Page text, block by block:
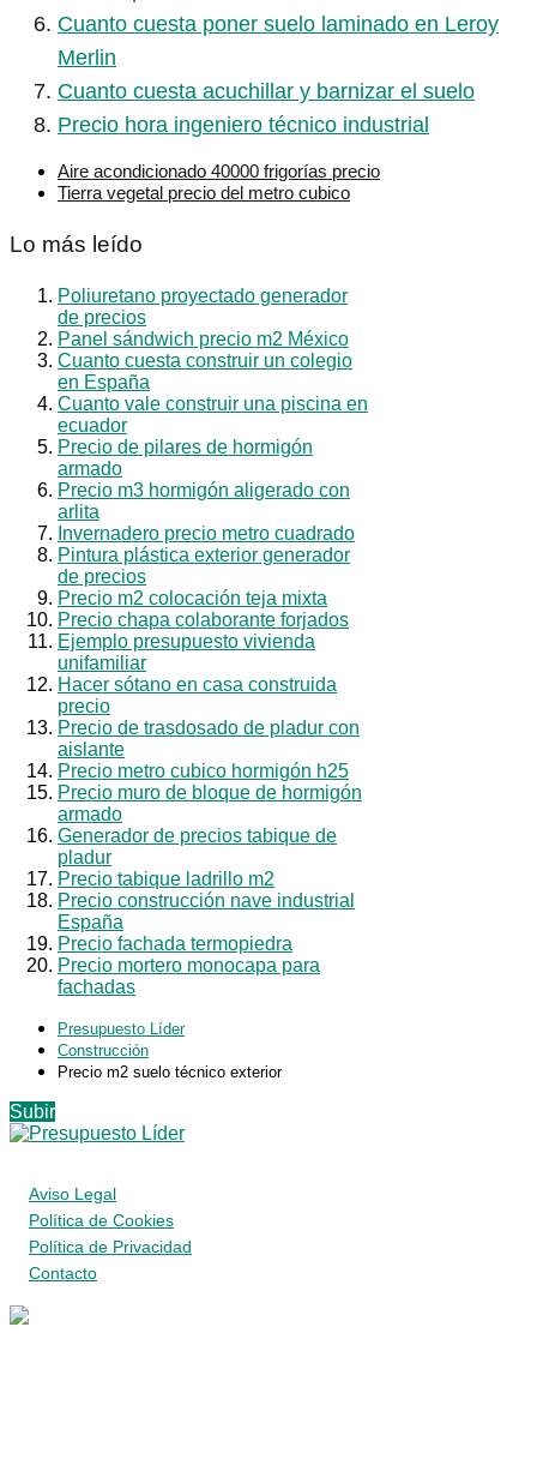
Cuanto cuesta poner suelo laminado en Leroy
Merlin
Cuanto cuesta acuchillar y barnizar el suelo
Precio hora ingeniero técnico industrial
Aire acondicionado 40000 frigorías precio
Tierra vegetal precio del metro cubico
Lo más leído
Poliuretano proyectado generador
de precios
Panel sándwich precio m2 México
Cuanto cuesta construir un colegio
en España
Cuanto vale construir una piscina en
ecuador
Precio de pilares de hormigón
armado
Precio m3 hormigón aligerado con
arlita
Invernadero precio metro cuadrado
Pintura plástica exterior generador
de precios
Precio m2 colocación teja mixta
Precio chapa colaborante forjados
Ejemplo presupuesto vivienda
unifamiliar
Hacer sótano en casa construida
precio
Precio de trasdosado de pladur con
aislante
Precio metro cubico hormigón h25
Precio muro de bloque de hormigón
armado
Generador de precios tabique de
pladur
Precio tabique ladrillo m2
Precio construcción nave industrial
España
Precio fachada termopiedra
Precio mortero monocapa para
fachadas
Presupuesto Líder
Construcción
Precio m2 suelo técnico exterior
Subir
Aviso Legal
Política de Cookies
Política de Privacidad
Contacto